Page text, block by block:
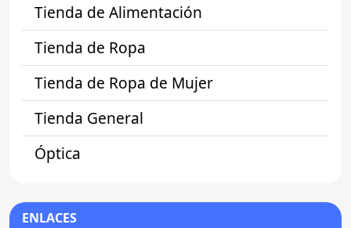
Tienda de Alimentación
Tienda de Ropa
Tienda de Ropa de Mujer
Tienda General
Óptica
ENLACES